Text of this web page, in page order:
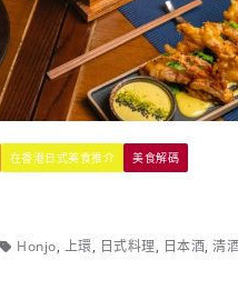
在香港日式美食推介 美食解碼
Honjo, 上環, 日式料理, 日本酒, 清